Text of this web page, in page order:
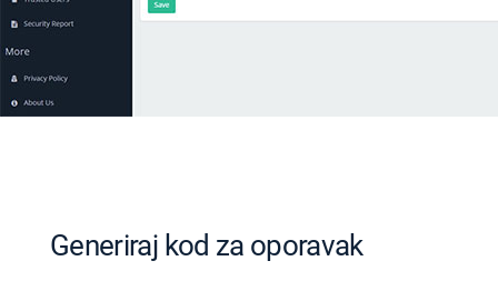
Generiraj kod za oporavak